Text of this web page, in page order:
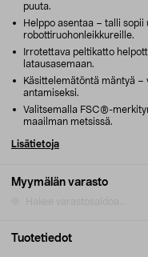
Myymälän varasto
puuta.
Helppo asentaa – talli
robottiruohonleikkureille.
Irrotettava peltikatto
latausasemaan.
Käsittelemätöntä mäntyä
antamiseksi.
Valitsemalla FSC®-
maailman metsissä.
Lisätietoja
Tuotetiedot